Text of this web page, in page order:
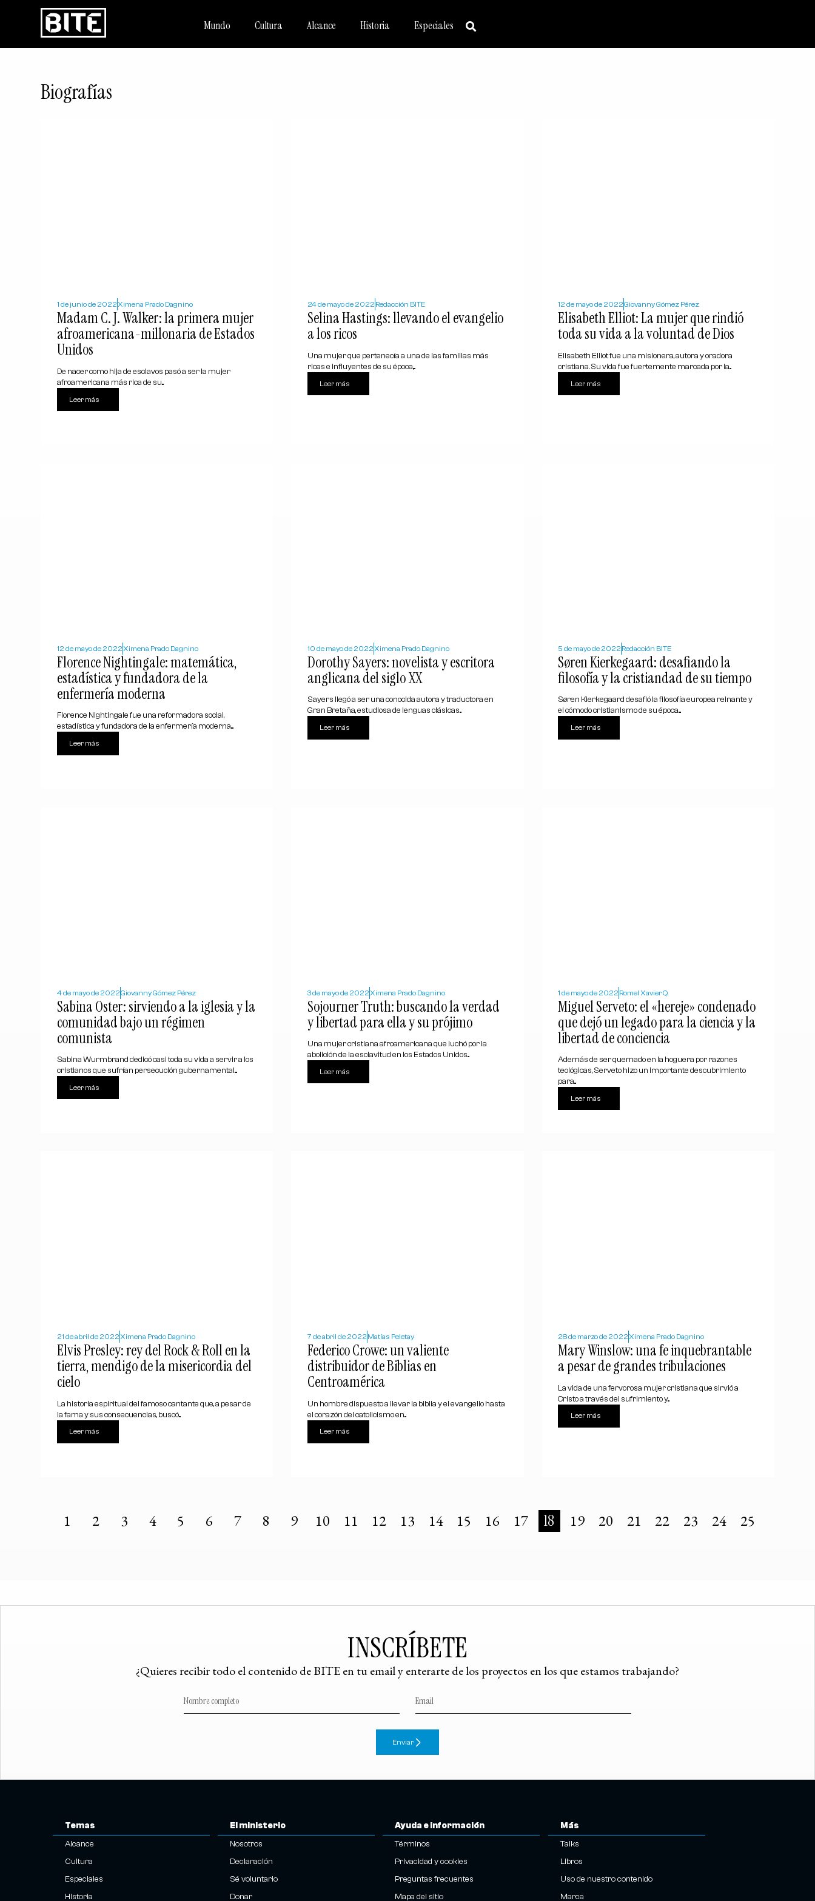
Mundo Cultura Alcance Historia Especiales
Biografías
1 de junio de 2022Ximena Prado Dagnino
Madam C. J. Walker: la primera mujer
afroamericana-millonaria de Estados
Unidos
De nacer como hija de esclavos pasó a ser la mujer
afroamericana más rica de su...
Leer más
24 de mayo de 2022 Redacción BITE
Selina Hastings: llevando el evangelio
a los ricos
Una mujer que pertenecía a una de las familias más
ricas e influyentes de su época,...
Leer más
12 de mayo de 2022Giovanny Gómez Pérez
Elisabeth Elliot: La mujer que rindió
toda su vida a la voluntad de Dios
Elisabeth Elliot fue una misionera, autora y oradora
cristiana. Su vida fue fuertemente marcada por la...
Leer más
12 de mayo de 2022Ximena Prado Dagnino
Florence Nightingale: matemática,
estadística y fundadora de la
enfermería moderna
Florence Nightingale fue una reformadora social,
estadística y fundadora de la enfermería moderna....
Leer más
10 de mayo de 2022Ximena Prado Dagnino
Dorothy Sayers: novelista y escritora
anglicana del siglo XX
Sayers llegó a ser una conocida autora y traductora en
Gran Bretaña, estudiosa de lenguas clásicas...
Leer más
5 de mayo de 2022 Redacción BITE
Søren Kierkegaard: desafiando la
filosofía y la cristiandad de su tiempo
Søren Kierkegaard desafió la filosofía europea reinante y
el cómodo cristianismo de su época....
Leer más
4 de mayo de 2022Giovanny Gómez Pérez
Sabina Oster: sirviendo a la iglesia y la
comunidad bajo un régimen
comunista
Sabina Wurmbrand dedicó casi toda su vida a servir a los
cristianos que sufrían persecución gubernamental....
Leer más
3 de mayo de 2022Ximena Prado Dagnino
Sojourner Truth: buscando la verdad
y libertad para ella y su prójimo
Una mujer cristiana afroamericana que luchó por la
abolición de la esclavitud en los Estados Unidos...
Leer más
1 de mayo de 2022 Romel Xavier Q.
Miguel Serveto: el «hereje» condenado
que dejó un legado para la ciencia y la
libertad de conciencia
Además de ser quemado en la hoguera por razones
teológicas, Serveto hizo un importante descubrimiento
para...
Leer más
21 de abril de 2022Ximena Prado Dagnino
Elvis Presley: rey del Rock & Roll en la
tierra, mendigo de la misericordia del
cielo
La historia espiritual del famoso cantante que, a pesar de
la fama y sus consecuencias, buscó...
Leer más
7 de abril de 2022 Matías Peletay
Federico Crowe: un valiente
distribuidor de Biblias en
Centroamérica
Un hombre dispuesto a llevar la biblia y el evangelio hasta
el corazón del catolicismo en...
Leer más
28 de marzo de 2022Ximena Prado Dagnino
Mary Winslow: una fe inquebrantable
a pesar de grandes tribulaciones
La vida de una fervorosa mujer cristiana que sirvió a
Cristo a través del sufrimiento y...
Leer más
1 2 3 4 5 6 7 8 9 10 11 12 13 14 15 16 17 18 19 20 21 22 23 24 25
INSCRÍBETE
¿Quieres recibir todo el contenido de BITE en tu email y enterarte de los proyectos en los que estamos trabajando?
Enviar
Temas
Alcance
Cultura
Especiales
Historia
El ministerio
Nosotros
Declaración
Sé voluntario
Donar
Ayuda e información
Términos
Privacidad y cookies
Preguntas frecuentes
Mapa del sitio
Más
Talks
Libros
Uso de nuestro contenido
Marca